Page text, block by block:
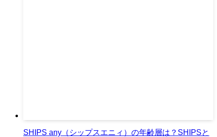
SHIPS any（シップスエニィ）の年齢層は？SHIPSと